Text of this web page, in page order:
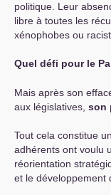
politique. Leur
libre à toutes les
xénophobes ou
Quel défi pour le
Mais après son
aux législatives, son
Tout cela constitue
adhérents ont voulu
réorientation
et le développement